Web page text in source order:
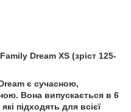
Dream XS (зріст 125-
є сучасною,
Вона випускається в 6
підходять для всієї